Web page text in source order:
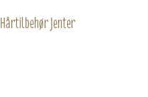
Hårtilbehør Jenter